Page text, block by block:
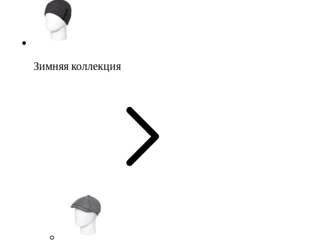
Зимняя коллекция